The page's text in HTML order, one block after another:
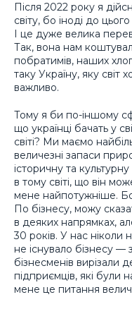
Після 2022 року я
світу, бо іноді до
І це дуже велика
Так, вона нам
побратимів, наших
таку Україну, яку світ
важливо.
Тому я би по-іншому
що українці бачать у
світі? Ми маємо
величезні запаси
історичну та
в тому світі, що він
мене найпотужніше. Бо
По бізнесу, можу
в деяких напрямках,
30 років. У нас ніколи
не існувало бізнесу —
бізнесменів вирізали
підприємців, які були
мене це питання